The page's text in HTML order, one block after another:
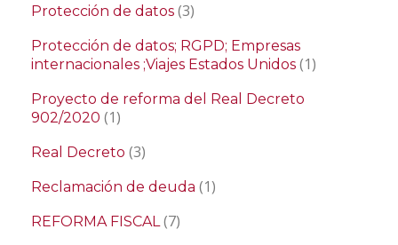
Protección de datos (3)
Protección de datos; RGPD; Empresas
internacionales ;Viajes Estados Unidos (1)
Proyecto de reforma del Real Decreto
902/2020 (1)
Real Decreto (3)
Reclamación de deuda (1)
REFORMA FISCAL(7)